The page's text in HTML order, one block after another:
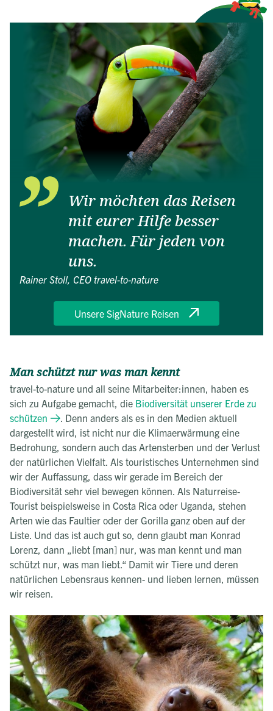
Wir möchten das Reisen
mit eurer Hilfe besser
machen. Für jeden von
uns.
Rainer Stoll, CEO travel-to-nature
Unsere SigNature Reisen
Man schützt nur was man kennt
travel-to-nature und all seine Mitarbeiter:innen, haben es
sich zu Aufgabe gemacht, die Biodiversität unserer Erde zu
schützen
. Denn anders als es in den Medien aktuell
dargestellt wird, ist nicht nur die Klimaerwärmung eine
Bedrohung, sondern auch das Artensterben und der Verlust
der natürlichen Vielfalt. Als touristisches Unternehmen sind
wir der Auffassung, dass wir gerade im Bereich der
Biodiversität sehr viel bewegen können. Als Naturreise-
Tourist beispielsweise in Costa Rica oder Uganda, stehen
Arten wie das Faultier oder der Gorilla ganz oben auf der
Liste. Und das ist auch gut so, denn glaubt man Konrad
Lorenz, dann „liebt [man] nur, was man kennt und man
schützt nur, was man liebt.“ Damit wir Tiere und deren
natürlichen Lebensraus kennen- und lieben lernen, müssen
wir reisen.